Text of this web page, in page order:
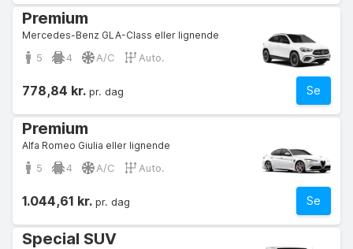
Premium
Mercedes-Benz GLA-Class eller lignende
5 4 A/C Auto.
Se
778,84 kr. pr. dag
Premium
Alfa Romeo Giulia eller lignende
5 4 A/C Auto.
Se
1.044,61 kr. pr. dag
Special SUV